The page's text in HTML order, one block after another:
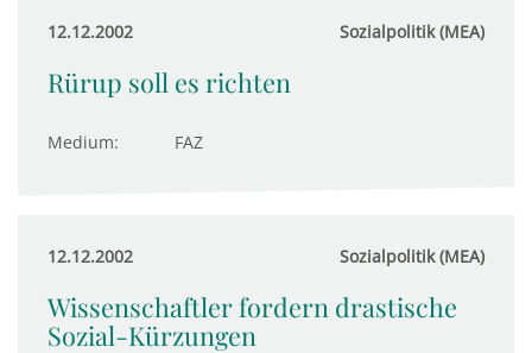
12.12.2002 Sozialpolitik (MEA)
Rürup soll es richten
Medium: FAZ
12.12.2002 Sozialpolitik (MEA)
Wissenschaftler fordern drastische
Sozial-Kürzungen